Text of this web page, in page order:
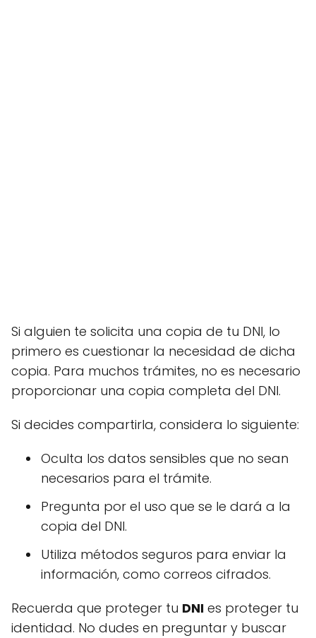
Si alguien te solicita una copia de tu DNI, lo
primero es cuestionar la necesidad de dicha
copia. Para muchos trámites, no es necesario
proporcionar una copia completa del DNI.
Si decides compartirla, considera lo siguiente:
Oculta los datos sensibles que no sean
necesarios para el trámite.
Pregunta por el uso que se le dará a la
copia del DNI.
Utiliza métodos seguros para enviar la
información, como correos cifrados.
Recuerda que proteger tu DNI es proteger tu
identidad. No dudes en preguntar y buscar